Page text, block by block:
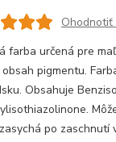
farba určená pre
pigmentu.
Obsahuje
po zaschnutí